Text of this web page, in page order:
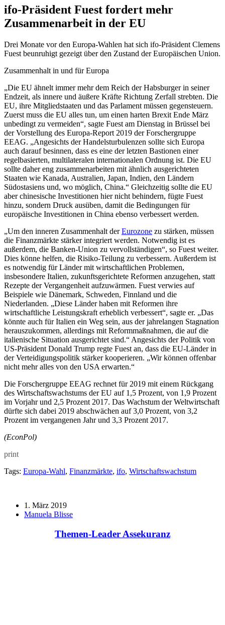
ifo-Präsident Fuest fordert mehr
Zusammenarbeit in der EU
Drei Monate vor den Europa-Wahlen hat sich ifo-Präsident Clemens
Fuest beunruhigt gezeigt über den Zustand der Europäischen Union.
Zusammenhalt in und für Europa
„Die EU ähnelt immer mehr dem Reich der Habsburger in seiner
Endzeit, als innere und äußere Kräfte Richtung Zerfall strebten. Die
EU, ihre Mitgliedstaaten und das Parlament müssen gegensteuern.
Zuerst muss die EU alles tun, um einen harten Brexit Ende März
unbedingt zu vermeiden“, sagte Fuest am Dienstag in Brüssel bei
der Vorstellung des Europa-Report 2019 der Forschergruppe
EEAG. „Angesichts der Handelsturbulenzen sollte sich Europa
auch darauf besinnen, dass es eine der letzten Bastionen einer
regelbasierten, multilateralen internationalen Ordnung ist. Die EU
sollte daher eng zusammenarbeiten mit ähnlich ausgerichteten
Staaten wie Kanada, Australien, Japan, Indien, den Ländern
Südostasiens und, wo möglich, China.“ Gleichzeitig sollte die EU
aber chinesische Investitionen hier nicht behindern, fügte Fuest
hinzu, sondern Druck ausüben, damit die Bedingungen für
europäische Investitionen in China ebenso verbessert werden.
„Um den inneren Zusammenhalt derEurozone zu stärken, müssen
die Finanzmärkte stärker integriert werden. Notwendig ist es
außerdem, die Banken-Union zu vervollständigen“, so Fuest weiter.
Dies könne helfen, die Risiko-Teilung zu verbessern. Außerdem ist
es notwendig für Länder mit wirtschaftlichen Problemen,
insbesondere Italien, zukunftsgerichtete Reformen anzugehen, statt
Rezepte der Vergangenheit aufzuwärmen. Fuest verwies auf
Beispiele wie Dänemark, Schweden, Finnland und die
Niederlanden. „Diese Länder haben mit Reformen ihre
wirtschaftliche Leistungskraft erheblich verbessert“, sagte er. „Das
könnte auch für Italien ein Weg sein, aus der jahrelangen Stagnation
herauszukommen, allerdings mit Reformmaßnahmen, die auf die
italienische Situation ausgerichtet sind.“ Angesichts der Politik von
US-Präsident Donald Trump regte Fuest an, dass die EU-Länder in
der Verteidigungspolitik stärker kooperieren. „Wir können offenbar
nicht mehr alles von den USA erwarten.“
Die Forschergruppe EEAG rechnet für 2019 mit einem Rückgang
des Wirtschaftswachstums der EU auf 1,5 Prozent, von 1,9 Prozent
im Vorjahr und 2,5 Prozent 2017. Das Wachstum der Weltwirtschaft
dürfte sich dabei 2019 abschwächen auf 3,0 Prozent, von 3,2
Prozent im vergangenen Jahr und 3,3 Prozent 2017.
(EconPol)
print
Tags: Europa-Wahl, Finanzmärkte, ifo, Wirtschaftswachstum
1. März 2019
Manuela Blisse
Themen-Leader Assekuranz